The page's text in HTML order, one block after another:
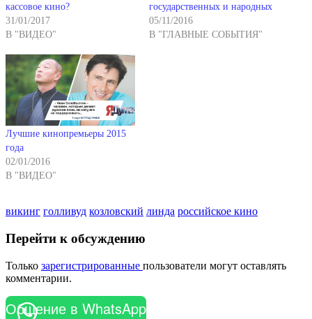
кассовое кино?
31/01/2017
В "ВИДЕО"
государственных и народных
05/11/2016
В "ГЛАВНЫЕ СОБЫТИЯ"
Лучшие кинопремьеры 2015
года
02/01/2016
В "ВИДЕО"
викинг голливуд козловский линда российское кино
Перейти к обсуждению
Только зарегистрированные пользователи могут оставлять
комментарии.
Общение в WhatsApp